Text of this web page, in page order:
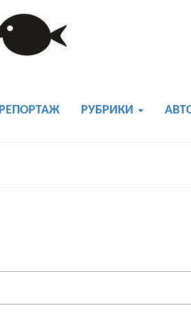
РЕПОРТАЖ РУБРИКИ